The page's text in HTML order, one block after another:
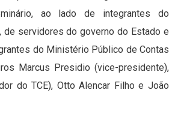
ao lado de integrantes do
de servidores do governo do Estado e
do Ministério Público de Contas
Marcus Presidio (vice-presidente),
do TCE), Otto Alencar Filho e João